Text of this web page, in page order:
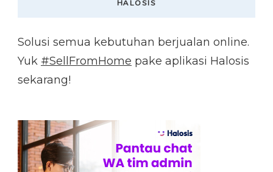
Solusi semua kebutuhan berjualan online.
Yuk #SellFromHome pake aplikasi Halosis
sekarang!